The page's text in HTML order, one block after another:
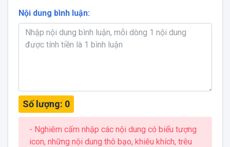
Nội dung bình luận:
Số lượng: 0
- Nghiêm cấm nhập các nội dung có biểu tượng
icon, những nội dung thô bạo, khiêu khích, trêu